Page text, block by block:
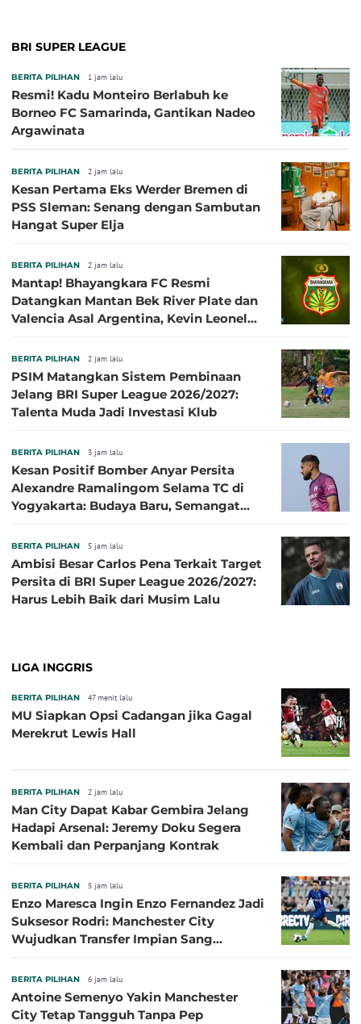
BRI SUPER LEAGUE
BERITA PILIHAN 1 jam lalu
Resmi! Kadu Monteiro Berlabuh ke
Borneo FC Samarinda, Gantikan Nadeo
Argawinata
BERITA PILIHAN 2 jam lalu
Kesan Pertama Eks Werder Bremen di
PSS Sleman: Senang dengan Sambutan
Hangat Super Elja
BERITA PILIHAN 2 jam lalu
Mantap! Bhayangkara FC Resmi
Datangkan Mantan Bek River Plate dan
Valencia Asal Argentina, Kevin Leonel
BERITA PILIHAN 2 jam lalu
PSIM Matangkan Sistem Pembinaan
Jelang BRI Super League 2026/2027:
Talenta Muda Jadi Investasi Klub
BERITA PILIHAN 3 jam lalu
Kesan Positif Bomber Anyar Persita
Alexandre Ramalingom Selama TC di
Yogyakarta: Budaya Baru, Semangat
BERITA PILIHAN 5 jam lalu
Ambisi Besar Carlos Pena Terkait Target
Persita di BRI Super League 2026/2027:
Harus Lebih Baik dari Musim Lalu
LIGA INGGRIS
BERITA PILIHAN 47 menit lalu
MU Siapkan Opsi Cadangan jika Gagal
Merekrut Lewis Hall
BERITA PILIHAN 2 jam lalu
Man City Dapat Kabar Gembira Jelang
Hadapi Arsenal: Jeremy Doku Segera
Kembali dan Perpanjang Kontrak
BERITA PILIHAN 5 jam lalu
Enzo Maresca Ingin Enzo Fernandez Jadi
Suksesor Rodri: Manchester City
Wujudkan Transfer Impian Sang
BERITA PILIHAN 6 jam lalu
Antoine Semenyo Yakin Manchester
City Tetap Tangguh Tanpa Pep